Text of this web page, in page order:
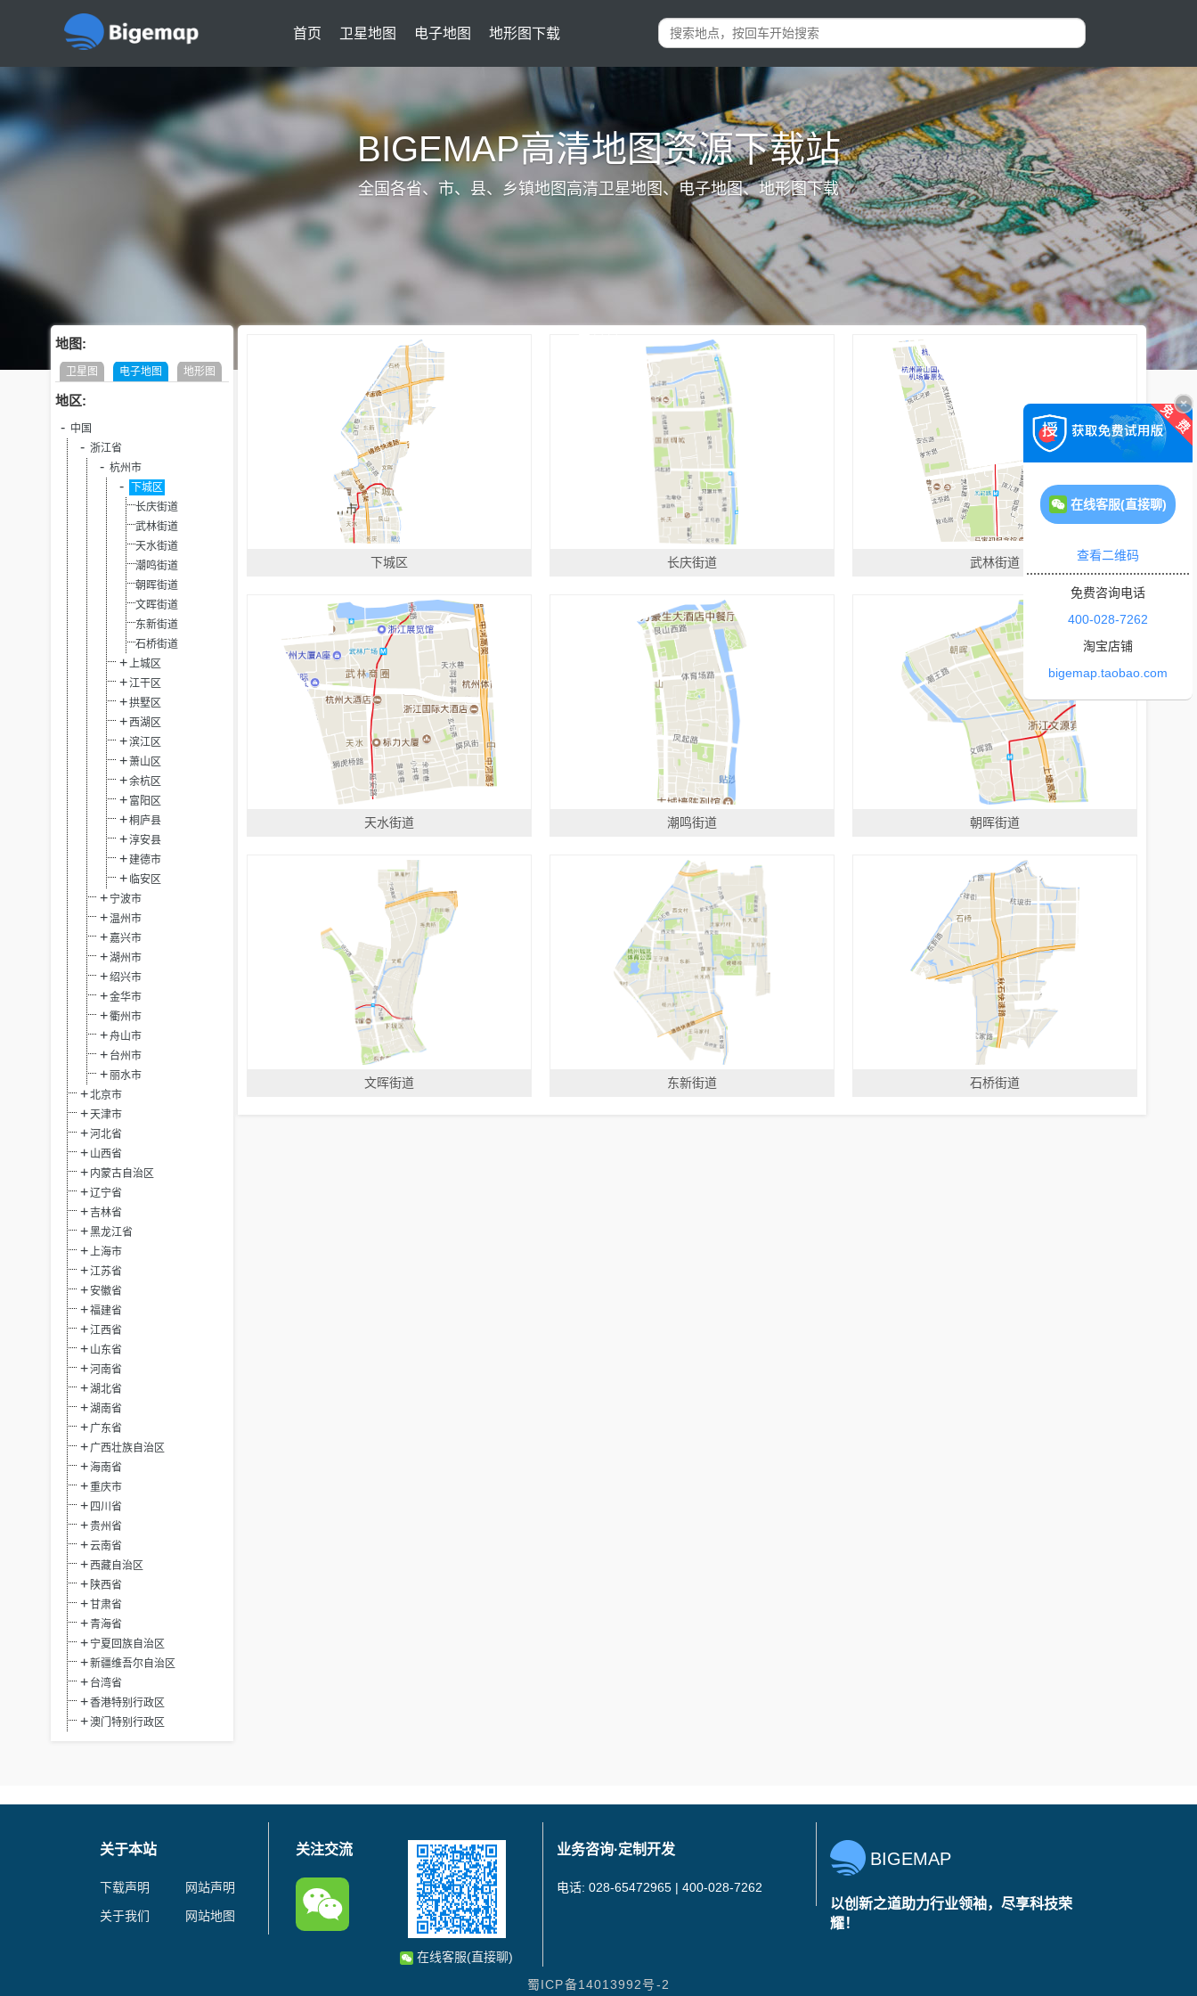
首页 卫星地图 电子地图 地形图下载
BIGEMAP高清地图资源下载站
全国各省、市、县、乡镇地图高清卫星地图、电子地图、地形图下载
地图:
卫星图 电子地图 地形图
地区:
中国
浙江省
杭州市
下城区
长庆街道
武林街道
天水街道
潮鸣街道
朝晖街道
文晖街道
东新街道
石桥街道
上城区
江干区
拱墅区
西湖区
滨江区
萧山区
余杭区
富阳区
桐庐县
淳安县
建德市
临安区
宁波市
温州市
嘉兴市
湖州市
绍兴市
金华市
衢州市
舟山市
台州市
丽水市
北京市
天津市
河北省
山西省
内蒙古自治区
辽宁省
吉林省
黑龙江省
上海市
江苏省
安徽省
福建省
江西省
山东省
河南省
湖北省
湖南省
广东省
广西壮族自治区
海南省
重庆市
四川省
贵州省
云南省
西藏自治区
陕西省
甘肃省
青海省
宁夏回族自治区
新疆维吾尔自治区
台湾省
香港特别行政区
澳门特别行政区
下城区 长庆街道 武林街道
天水街道 潮鸣街道 朝晖街道
文晖街道 东新街道 石桥街道
关于本站
下载声明
网站声明
关于我们
网站地图
关注交流
在线客服(直接聊)
业务咨询·定制开发
电话: 028-65472965 | 400-028-7262
BIGEMAP
以创新之道助力行业领袖，尽享科技荣
耀！
蜀ICP备14013992号-2
在线客服(直接聊)
查看二维码
免费咨询电话
400-028-7262
淘宝店铺
bigemap.taobao.com